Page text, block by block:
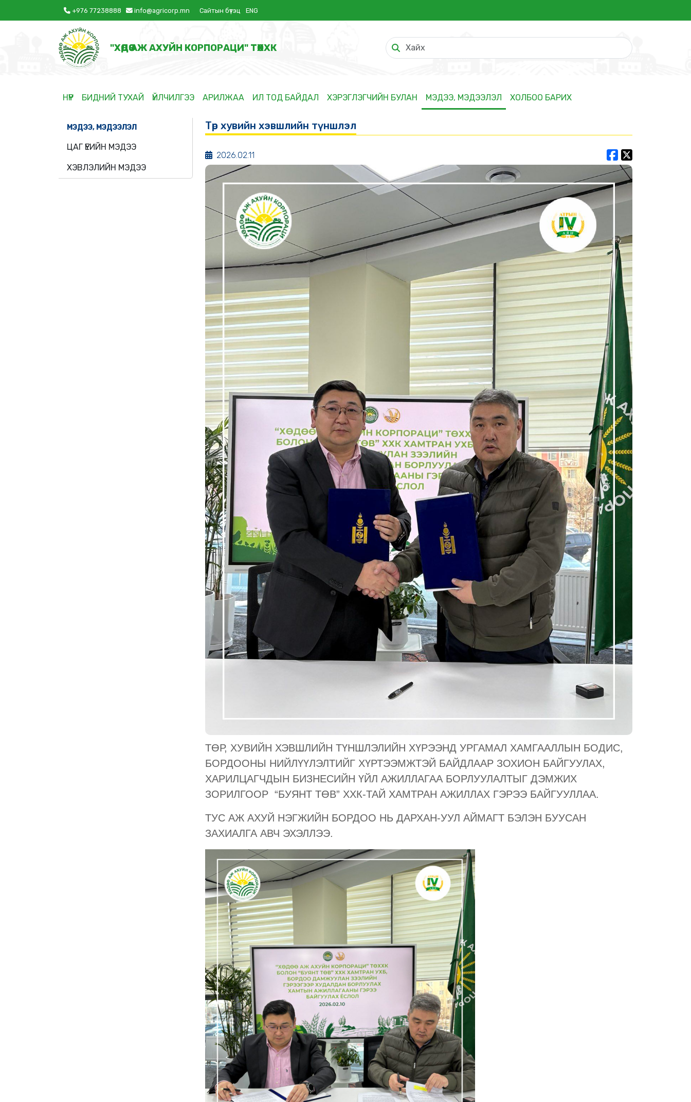
+976 77238888 info@agricorp.mn Сайтын бүтэц ENG
"ХӨДӨӨ АЖ АХУЙН КОРПОРАЦИ" ТӨХХК
НҮҮР БИДНИЙ ТУХАЙ ҮЙЛЧИЛГЭЭ АРИЛЖАА ИЛ ТОД БАЙДАЛ ХЭРЭГЛЭГЧИЙН БУЛАН МЭДЭЭ, МЭДЭЭЛЭЛ ХОЛБОО БАРИХ
МЭДЭЭ, МЭДЭЭЛЭЛ
ЦАГ ҮЕИЙН МЭДЭЭ
ХЭВЛЭЛИЙН МЭДЭЭ
Төр хувийн хэвшлийн түншлэл
2026.02.11
ТӨР, ХУВИЙН ХЭВШЛИЙН ТҮНШЛЭЛИЙН ХҮРЭЭНД УРГАМАЛ ХАМГААЛЛЫН БОДИС,
БОРДООНЫ НИЙЛҮҮЛЭЛТИЙГ ХҮРТЭЭМЖТЭЙ БАЙДЛААР ЗОХИОН БАЙГУУЛАХ,
ХАРИЛЦАГЧДЫН БИЗНЕСИЙН ҮЙЛ АЖИЛЛАГАА БОРЛУУЛАЛТЫГ ДЭМЖИХ
ЗОРИЛГООР “БУЯНТ ТӨВ” ХХК-ТАЙ ХАМТРАН АЖИЛЛАХ ГЭРЭЭ БАЙГУУЛЛАА.
ТУС АЖ АХУЙ НЭГЖИЙН БОРДОО НЬ ДАРХАН-УУЛ АЙМАГТ БЭЛЭН БУУСАН
ЗАХИАЛГА АВЧ ЭХЭЛЛЭЭ.